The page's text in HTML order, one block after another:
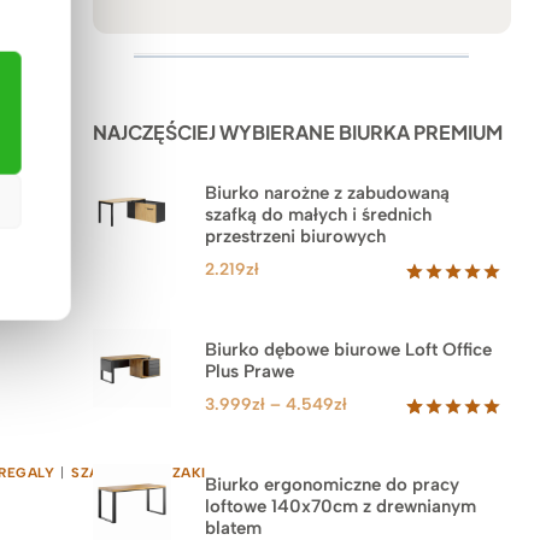
| SZAFY WIESZAKI
NAJCZĘŚCIEJ WYBIERANE BIURKA PREMIUM
Biurko narożne z zabudowaną
szafką do małych i średnich
przestrzeni biurowych
na
podstawie
klienta
2.219zł
Biurko dębowe biurowe Loft Office
Plus Prawe
podstawie
ocen
3.999zł – 4.549złZakres
3.999zł
do
Biurko ergonomiczne do pracy
loftowe 140x70cm z drewnianym
blatem